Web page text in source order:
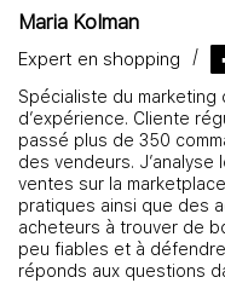
Maria Kolman
Expert en shopping
Spécialiste du marketing
d’expérience. Cliente
passé plus de 350
des vendeurs.
ventes sur la
pratiques ainsi que des
acheteurs à trouver de
peu fiables et à
réponds aux questions